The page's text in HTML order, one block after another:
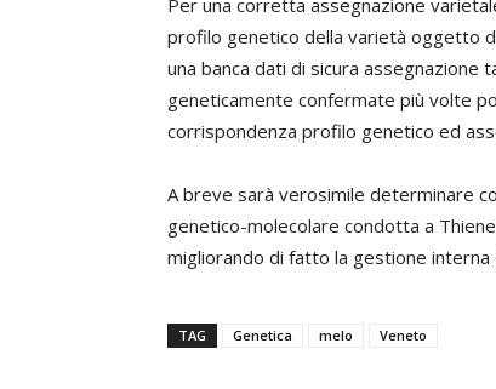
Per una corretta assegnazione
profilo genetico della varietà oggetto
una banca dati di sicura
geneticamente confermate più volte
corrispondenza profilo genetico ed
A breve sarà verosimile determinare
genetico-molecolare condotta a
migliorando di fatto la gestione
TAG Genetica melo Veneto